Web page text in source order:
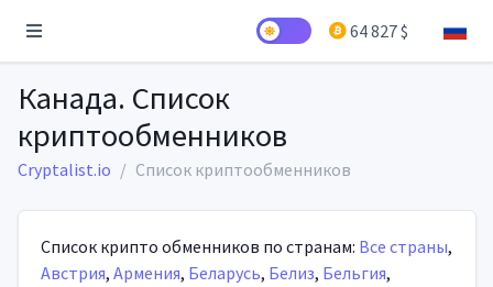
64 827 $
Канада. Список
криптообменников
Cryptalist.io Список криптообменников
Список крипто обменников по странам: Все страны,
Австрия, Армения, Беларусь, Белиз, Бельгия,